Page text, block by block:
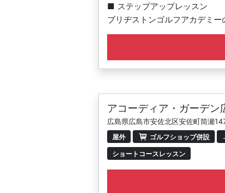
■ ステップアップレッスン
ブリヂストンゴルフアカデミ
もっと楽しみたい人、プロを
・少人数制で充実したレッスン
・6名定員の少人数制レッスン
アコーディア・ガーデン
広島県広島市安佐北区安佐町筒瀬
屋外 ゴルフショップ併設
ショートコースレッスン